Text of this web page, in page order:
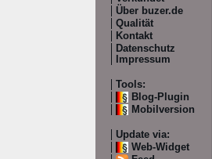
Über buzer.de
Qualität
Kontakt
Datenschutz
Impressum
Tools:
Blog-Plugin
Mobilversion
Update via:
Web-Widget